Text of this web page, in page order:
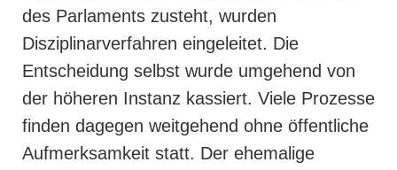
des Parlaments zusteht, wurden
Disziplinarverfahren eingeleitet. Die
Entscheidung selbst wurde umgehend von
der höheren Instanz kassiert. Viele Prozesse
finden dagegen weitgehend ohne öffentliche
Aufmerksamkeit statt. Der ehemalige